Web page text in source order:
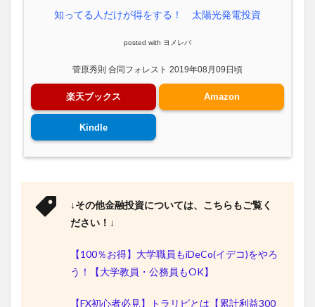
知ってる人だけが得をする！ 太陽光発電投資
posted with ヨメレバ
菅原秀則 合同フォレスト 2019年08月09日頃
楽天ブックス Amazon
Kindle
↓その他金融投資については、こちらもご覧く
ださい！↓
【100％お得】大学職員もiDeCo(イデコ)をやろ
う！【大学教員・公務員もOK】
【FX初心者必見】トラリピとは【累計利益300